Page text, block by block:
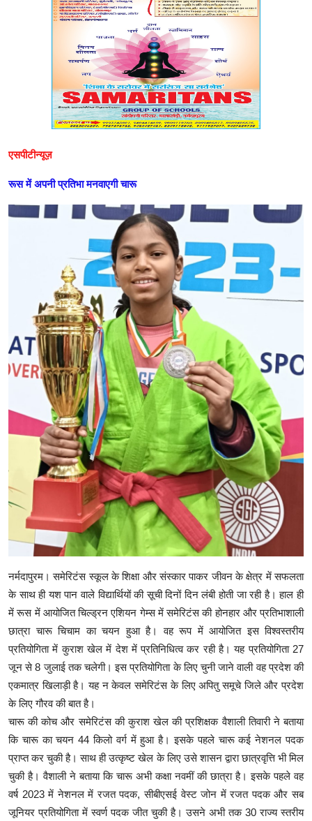
एसपीटीन्यूज़
रूस में अपनी प्रतिभा मनवाएगी चारू
नर्मदापुरम। समेरिटंस स्कूल के शिक्षा और संस्कार पाकर जीवन के क्षेत्र में सफलता
के साथ ही यश पान वाले विद्यार्थियों की सूची दिनों दिन लंबी होती जा रही है। हाल ही
में रूस में आयोजित चिल्ड्रन एशियन गेम्स में समेरिटंस की होनहार और प्रतिभाशाली
छात्रा चारू चिचाम का चयन हुआ है। वह रूप में आयोजित इस विश्वस्तरीय
प्रतियोगिता में कुराश खेल में देश में प्रतिनिधित्व कर रही है। यह प्रतियोगिता 27
जून से 8 जुलाई तक चलेगी। इस प्रतियोगिता के लिए चुनी जाने वाली वह प्रदेश की
एकमात्र खिलाड़ी है। यह न केवल समेरिटंस के लिए अपितु समूचे जिले और प्रदेश
के लिए गौरव की बात है।
चारू की कोच और समेरिटंस की कुराश खेल की प्रशिक्षक वैशाली तिवारी ने बताया
कि चारू का चयन 44 किलो वर्ग में हुआ है। इसके पहले चारू कई नेशनल पदक
प्राप्त कर चुकी है। साथ ही उत्कृष्ट खेल के लिए उसे शासन द्वारा छात्रवृत्ति भी मिल
चुकी है। वैशाली ने बताया कि चारू अभी कक्षा नवमीं की छात्रा है। इसके पहले वह
वर्ष 2023 में नेशनल में रजत पदक, सीबीएसई वेस्ट जोन में रजत पदक और सब
जूनियर प्रतियोगिता में स्वर्ण पदक जीत चुकी है। उसने अभी तक 30 राज्य स्तरीय